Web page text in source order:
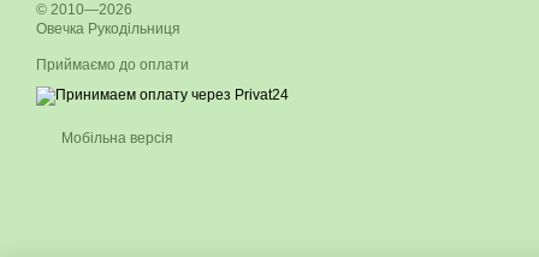
© 2010—2026
Овечка Рукодільниця
Приймаємо до оплати
Мобільна версія